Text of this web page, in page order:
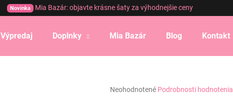
Novinka Mia Bazár: objavte krásne šaty za výhodnejšie ceny
Výpredaj Doplnky Mia Bazár Blog Kontakt
Priemerné
Neohodnotené Podrobnosti hodnotenia
Čo potrebujete nájsť?
HĽADAŤ